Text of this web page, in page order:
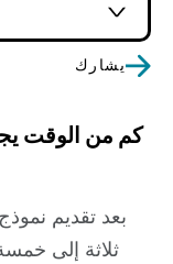
يشارك
كم من الوقت
بعد تقديم
ثلاثة إلى